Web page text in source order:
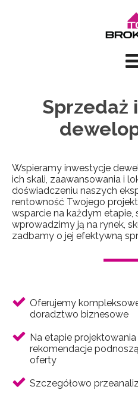
Sprzedaż
Wspieramy inwestycje
ich skali, zaawansowania i
doświadczeniu naszych
rentowność Twojego
wsparcie na każdym
wprowadzimy ją na rynek,
zadbamy o jej efektywną
Oferujemy
doradztwo biznesowe
Na etapie
rekomendacje
oferty
Szczegółowo